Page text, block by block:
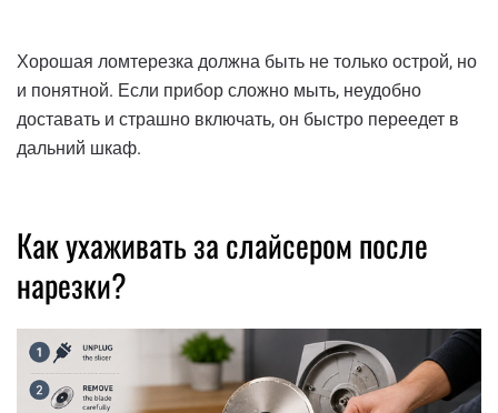
Хорошая ломтерезка должна быть не только острой, но
и понятной. Если прибор сложно мыть, неудобно
доставать и страшно включать, он быстро переедет в
дальний шкаф.
Как ухаживать за слайсером после
нарезки?